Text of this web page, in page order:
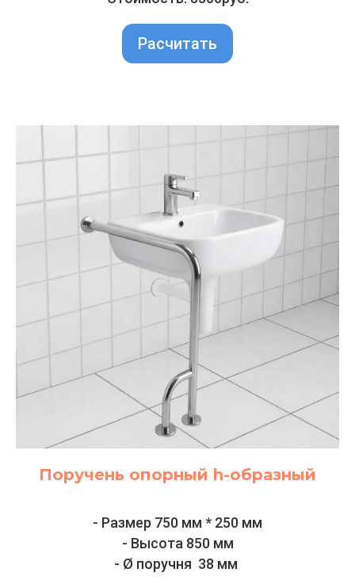
Расчитать
Поручень опорный h-образный
- Размер 750 мм * 250 мм
- Высота 850 мм
- Ø поручня 38 мм